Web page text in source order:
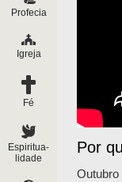
Por
Outubro
Profecia
Igreja
Fé
Espiritua-
lidade